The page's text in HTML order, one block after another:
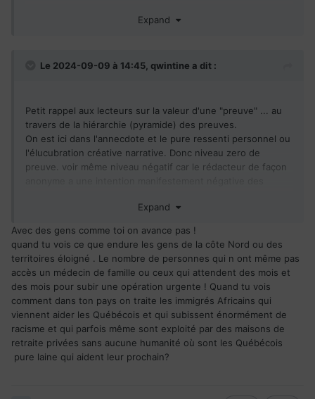
données sourcées de qualité et vérifiables, l'histoire ne
L'espérance de vie au Québec est sensiblement la même
qu'en France et est la meilleur au pays ! Source
: https://statistique.quebec.ca/fr/produit/publication/espera
nce-vie-quebec-et-pays
d'ailleurs.
Tu vois @jimmy je peux m'y mettre aussi
Expand
Le 2024-09-09 à 14:45, qwintine a dit :
Petit rappel aux lecteurs sur la valeur d'une "preuve" ... au
travers de la hiérarchie (pyramide) des preuves.
On est ici dans l'annecdote et le pure ressenti personnel ou
l'élucubration créative narrative. Donc niveau zero de
preuve. voir même niveau négatif car le rédacteur de façon
Dans la mesure où le contributeur n'apporte aucune
données sourcées de qualité et vérifiables, l'histoire ne
peut être considéee comme crédible.
L'espérance de vie au Québec est sensiblement la même
qu'en France et est la meilleur au pays ! Source
:https://statistique.quebec.ca/fr/produit/publication/espera
nce-vie-quebec-et-pays
Ah oui, les cadavres ne jonchent pas les rue et les morgues
Expand
Avec des gens comme toi on avance pas !
quand tu vois ce que endure les gens de la côte Nord ou des
territoires éloigné . Le nombre de personnes qui n ont même pas
accès un médecin de famille ou ceux qui attendent des mois et
des mois pour subir une opération urgente ! Quand tu vois
comment dans ton pays on traite les immigrés Africains qui
viennent aider les Québécois et qui subissent énormément de
racisme et qui parfois même sont exploité par des maisons de
retraite privées sans aucune humanité où sont les Québécois
pure laine qui aident leur prochain?